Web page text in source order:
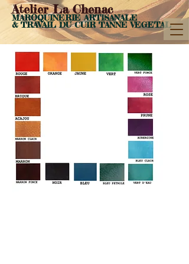
Atelier La Chenac
MAROQUINERIE ARTISANALE
& TRAVAIL DU CUIR TANNE VEGETAL